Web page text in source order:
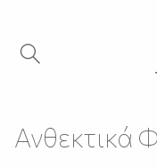
Ανθεκτικά